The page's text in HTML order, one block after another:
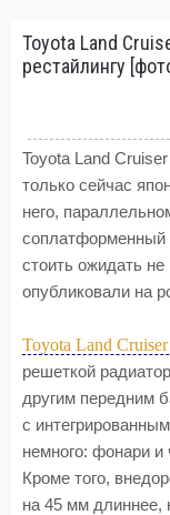
Toyota Land
рестайлингу
Toyota Land
только сейчас
него,
соплатформенный
стоить ожидать не
опубликовали на
Toyota Land
решеткой
другим передним
с
немного: фонари и
Кроме того,
на 45 мм